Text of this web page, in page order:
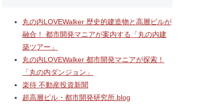
2階中央改札口やホームドア
線海老名駅改良工事」！！駅
機能強化で神奈川県央の交通
拠点が進化！！
村岡・深沢地区エリ
倉梶原」！！2026
丸の内LOVEWalker 歴史的建造物と高層ビルが
融合！ 都市開発マニアが案内する「丸の内建
築ツアー」
丸の内LOVEWalker 都市開発マニアが探索！
「丸の内ダンジョン」
楽待 不動産投資新聞
超高層ビル・都市開発研究所.blog